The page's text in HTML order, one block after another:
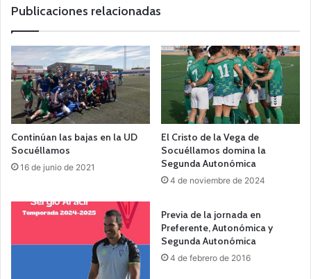
Publicaciones relacionadas
Continúan las bajas en la UD
Socuéllamos
16 de junio de 2021
El Cristo de la Vega de
Socuéllamos domina la
Segunda Autonómica
4 de noviembre de 2024
Previa de la jornada en
Preferente, Autonómica y
Segunda Autonómica
4 de febrero de 2016